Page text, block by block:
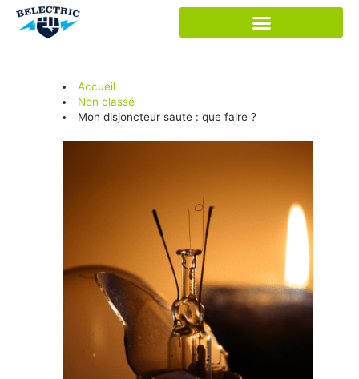
Panneau de gestion des cookies
Accueil
Non classé
Mon disjoncteur saute : que faire ?